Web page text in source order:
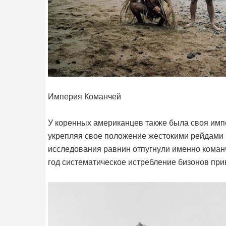
Империя Команчей
У коренных американцев также была своя
укрепляя свое положение жестокими
исследования равнин отпугнули именно
год систематическое истребление бизонов